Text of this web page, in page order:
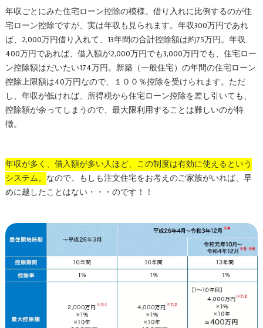
年収ごとにみた住宅ローン控除の模様。借り入れに比例するのが住
宅ローン控除ですが、実は年収も見られます。年収300万円であれ
ば、2,000万円借り入れて、13年間の合計控除額は約75万円。年収
400万円であれば、借入額が2,000万円でも3,000万円でも、住宅ロー
ン控除額はだいたい174万円。新築（一般住宅）の年間の住宅ローン
控除上限額は40万円なので、１００％控除を受けられます。ただ
し、年収が低ければ、所得税から住宅ローン控除を差し引いても、
控除額が余ってしまうので、最大限利用することは難しいのが特
徴。
年収が多く、借入額が多い人ほど、この制度は有効に使えるという
システム。 なので、もしも注文住宅をお考えのご家族がいれば、早
めに越したことはない・・・のです！！